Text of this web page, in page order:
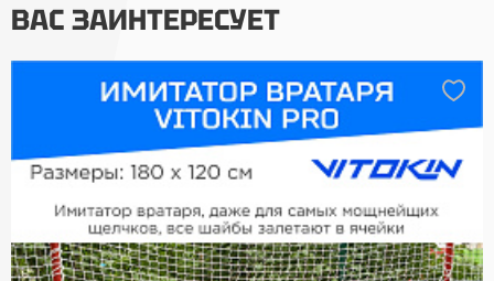
ВАС ЗАИНТЕРЕСУЕТ